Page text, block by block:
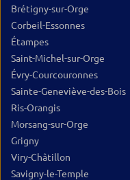
Brétigny-sur-Orge
Corbeil-Essonnes
Étampes
Saint-Michel-sur-Orge
Évry-Courcouronnes
Sainte-Geneviève-des-Bois
Ris-Orangis
Morsang-sur-Orge
Grigny
Viry-Châtillon
Savigny-le-Temple